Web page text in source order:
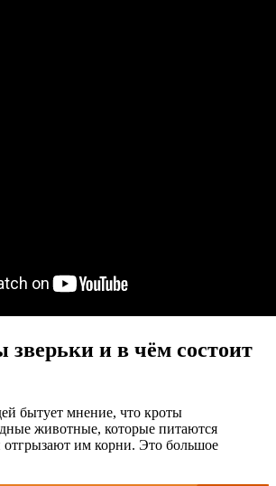
зверьки и в чём состоит
бытует мнение, что кроты
животные, которые питаются
отгрызают им корни. Это большое